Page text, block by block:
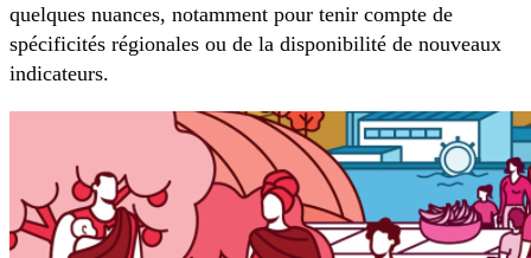
quelques nuances, notamment pour tenir compte de
spécificités régionales ou de la disponibilité de nouveaux
indicateurs.